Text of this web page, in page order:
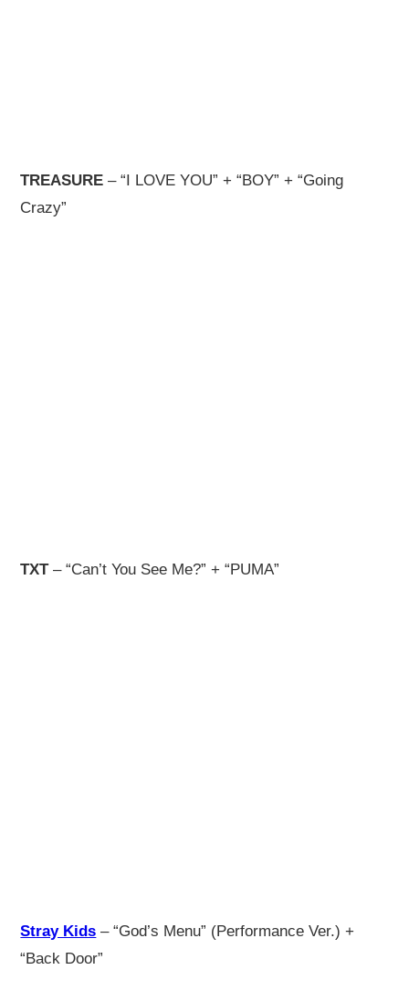
TREASURE – “I LOVE YOU” + “BOY” + “Going
Crazy”
TXT– “Can’t You See Me?” + “PUMA”
Stray Kids – “God’s Menu” (Performance Ver.) +
“Back Door”